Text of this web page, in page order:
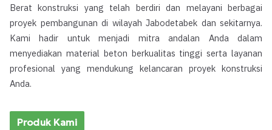
Berat konstruksi yang telah berdiri dan melayani berbagai
proyek pembangunan di wilayah Jabodetabek dan sekitarnya.
Kami hadir untuk menjadi mitra andalan Anda dalam
menyediakan material beton berkualitas tinggi serta layanan
profesional yang mendukung kelancaran proyek konstruksi
Anda.
Produk Kami